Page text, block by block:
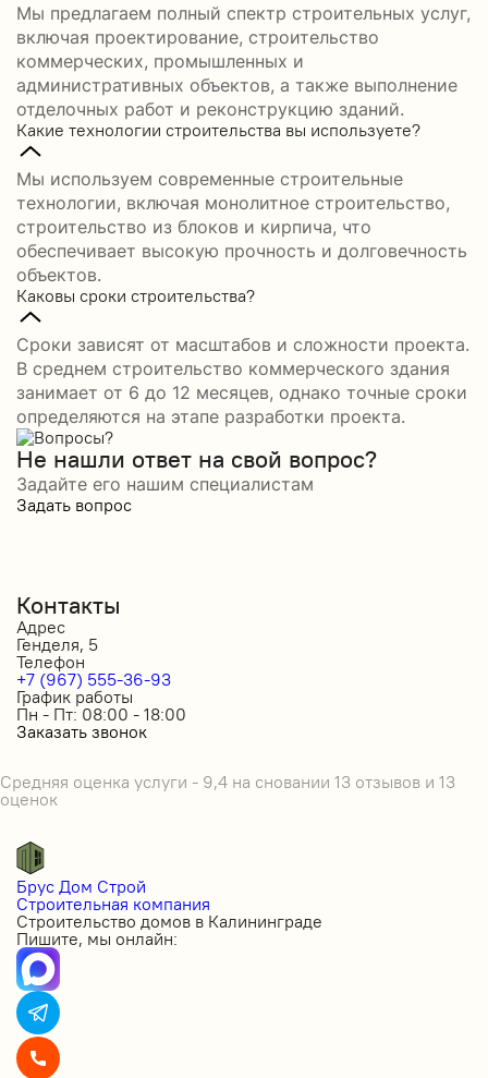
Мы предлагаем полный спектр строительных услуг,
включая проектирование, строительство
коммерческих, промышленных и
административных объектов, а также выполнение
отделочных работ и реконструкцию зданий.
Какие технологии строительства вы используете?
Мы используем современные строительные
технологии, включая монолитное строительство,
строительство из блоков и кирпича, что
обеспечивает высокую прочность и долговечность
объектов.
Каковы сроки строительства?
Сроки зависят от масштабов и сложности проекта.
В среднем строительство коммерческого здания
занимает от 6 до 12 месяцев, однако точные сроки
определяются на этапе разработки проекта.
Не нашли ответ на свой вопрос?
Задайте его нашим специалистам
Задать вопрос
Контакты
Адрес
Генделя, 5
Телефон
+7 (967) 555-36-93
График работы
Пн - Пт: 08:00 - 18:00
Заказать звонок
Средняя оценка услуги - 9,4 на сновании 13 отзывов и 13
оценок
Брус Дом Строй
Строительная компания
Строительство домов в Калининграде
Пишите, мы онлайн: